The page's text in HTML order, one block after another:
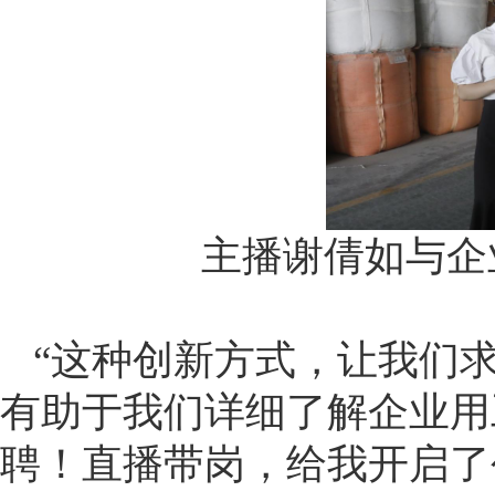
主播谢倩如与
“这种创新方式，让我们
有助于我们详细了解企业
聘！直播带岗，给我开启